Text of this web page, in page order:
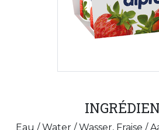
Eau / Water / Wasser, Fraise /